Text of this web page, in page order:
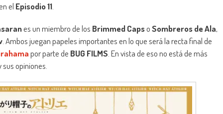
el Episodio 11.
es un miembro de los Brimmed CapsoSombreros de Ala,
. Ambos juegan papeles importantes en lo que será la recta final de
por parte de BUG FILMS. En vista de eso no está de más
sus opiniones.